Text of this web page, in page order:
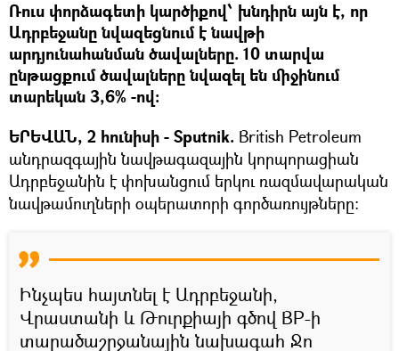
Ռուս փորձագետի կարծիքով՝ խնդիրն այն է, որ
Ադրբեջանը նվազեցնում է նավթի
արդյունահանման ծավալները. 10 տարվա
ընթացքում ծավալները նվազել են միջինում
տարեկան 3,6% -ով։
ԵՐԵՎԱՆ, 2 հունիսի - Sputnik. British Petroleum
անդրազգային նավթագազային կորպորացիան
Ադրբեջանին է փոխանցում երկու ռազմավարական
նավթամուղների օպերատորի գործառույթները:
Ինչպես հայտնել է Ադրբեջանի,
Վրաստանի և Թուրքիայի գծով BP-ի
տարածաշրջանային նախագահ Ջո